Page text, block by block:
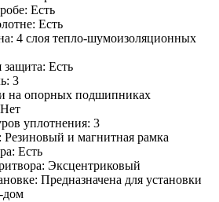
Есть
Есть
4 слоя тепло-шумоизоляционных
Есть
3
на опорных подшипниках
уплотнения: 3
Резиновый и магнитная рамка
Есть
Эксцентриковый
Предназначена для установки
дом